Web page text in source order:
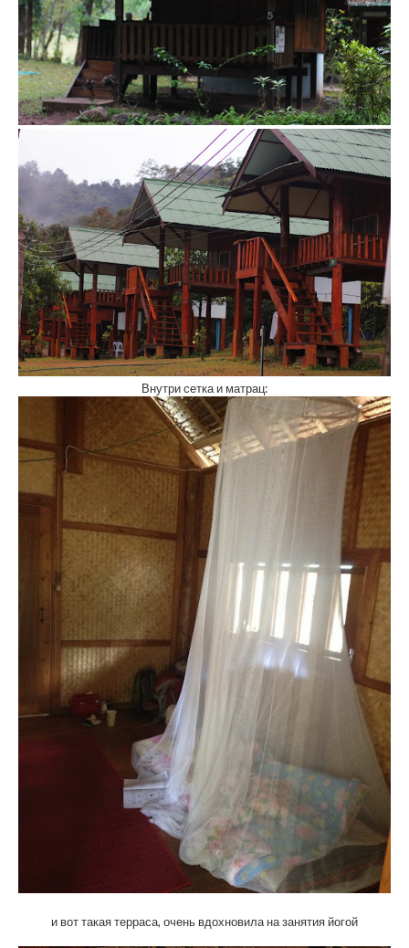
Внутри сетка и матрац:
и вот такая терраса, очень вдохновила на занятия йогой